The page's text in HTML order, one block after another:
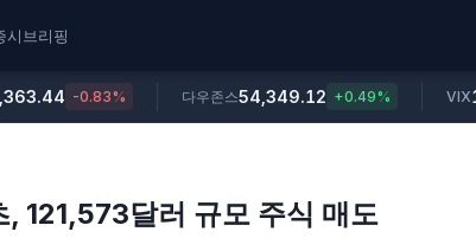
시브리핑
-0.83% 다우존스54,349.12 +0.49% VIX
121,573달러 규모 주식 매도